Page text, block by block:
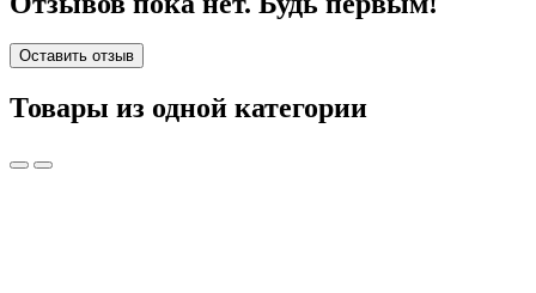
Оставить отзыв
Товары из одной категории